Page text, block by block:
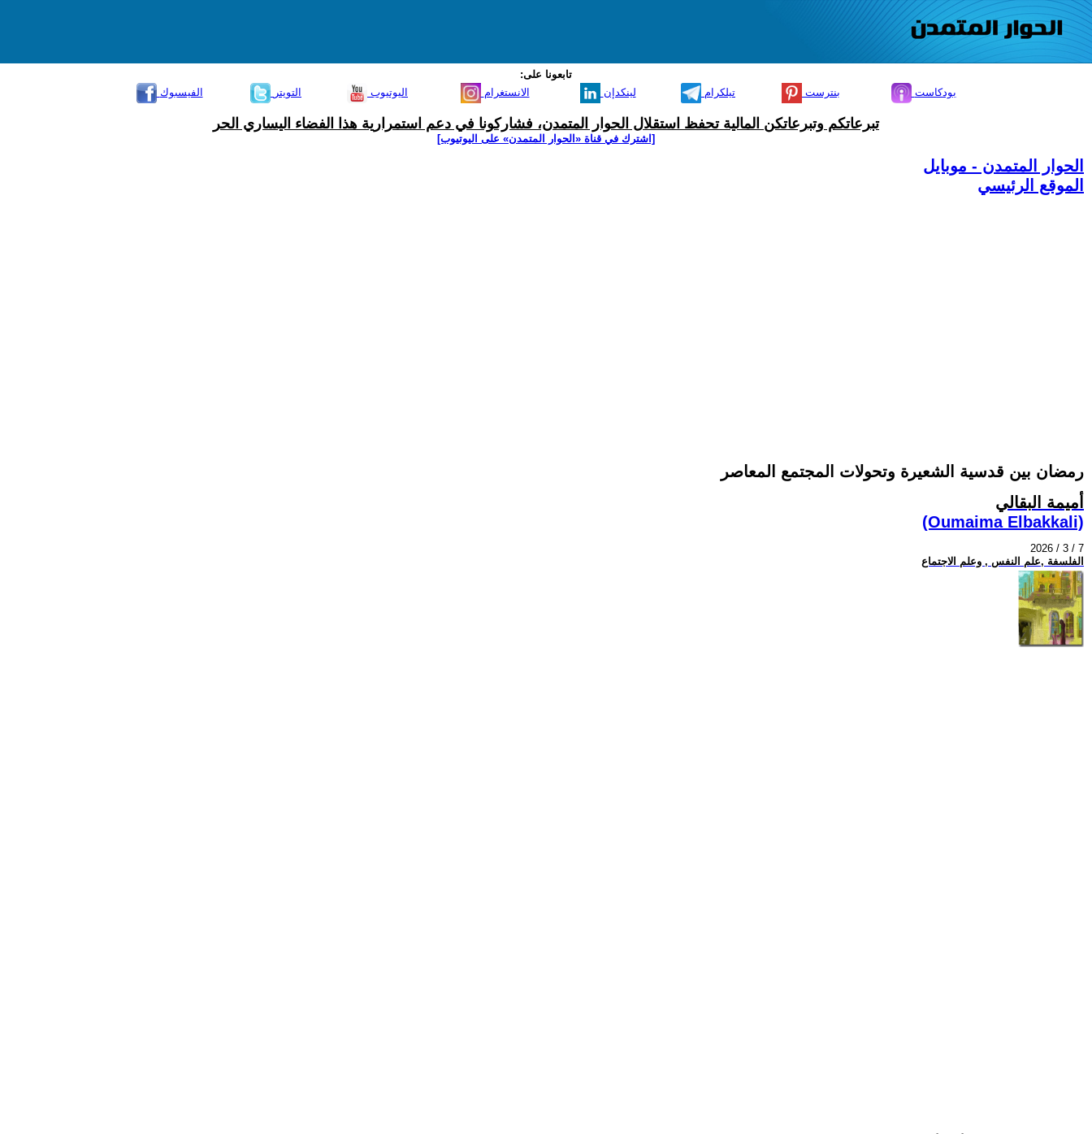
تابعونا على:
الفيسبوك
التويتر اليوتيوب الانستغرام لينكدإن تيلكرام بنترست بودكاست
تبرعاتكم وتبرعاتكن المالية تحفظ استقلال الحوار المتمدن، فشاركونا في دعم استمرارية هذا الفضاء اليساري الحر
[اشترك في قناة ‫«الحوار المتمدن» على اليوتيوب]
الحوار المتمدن - موبايل
الموقع الرئيسي
رمضان بين قدسية الشعيرة وتحولات المجتمع المعاصر
أميمة البقالي
(Oumaima Elbakkali)
2026 / 3 / 7
الفلسفة ,علم النفس , وعلم الاجتماع